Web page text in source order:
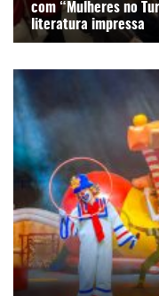
com “Mulheres no
literatura impressa